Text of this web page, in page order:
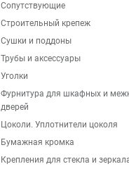
Сопутствующие
Строительный крепеж
Сушки и поддоны
Трубы и аксессуары
Уголки
Фурнитура для шкафных и
дверей
Цоколи. Уплотнители цоколя
Бумажная кромка
Крепления для стекла и